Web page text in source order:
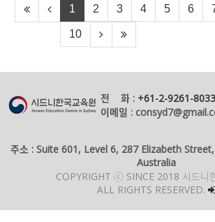
1 2 3 4 5 6
10
전 화 : +61-2-9261-8033
이메일 :
주소 : Suite 601, Level 6, 287 Elizabeth
Australia
COPYRIGHT ⓒ SINCE 2018 시드니
ALL RIGHTS RESERVED.